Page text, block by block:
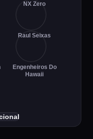
NX Zero
Raul Seixas
Engenheiros Do
Hawaii